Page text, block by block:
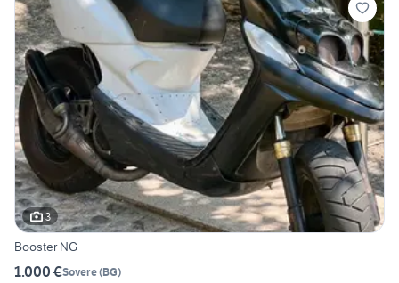
3
Booster NG
1.000 €Sovere(BG)